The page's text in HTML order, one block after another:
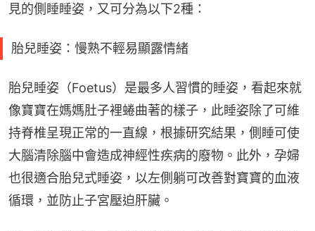
見的側睡睡姿，又可分為以下2種：
胎兒睡姿：慢熟不輕易顯露情緒
胎兒睡姿（Foetus）是最多人習慣的睡姿，看起來就
像寶寶在媽媽肚子裡蜷曲著的樣子，此睡姿除了可維
持脊椎呈現正常的一直線，根據研究結果，側睡可使
大腦清除腦中會造成神經性疾病的廢物。此外，孕婦
也很適合胎兒式睡姿，以左側躺可改善對寶寶的血液
循環，並防止子宮壓迫肝臟。